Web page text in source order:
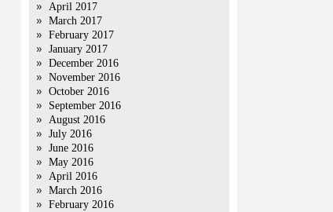
April 2017
March 2017
February 2017
January 2017
December 2016
November 2016
October 2016
September 2016
August 2016
July 2016
June 2016
May 2016
April 2016
March 2016
February 2016